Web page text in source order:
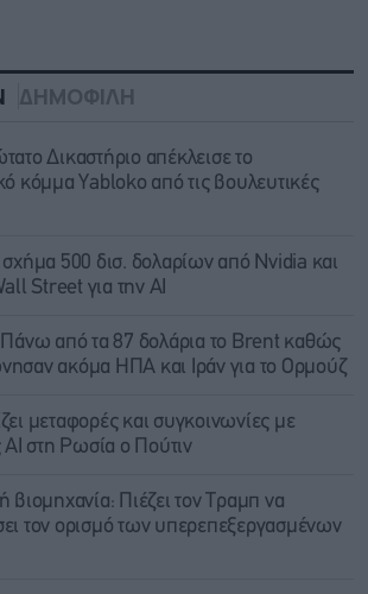
ΔΗΜΟΦΙΛΗ
Δικαστήριο απέκλεισε το
κόμμα Yabloko από τις βουλευτικές
σχήμα 500 δισ. δολαρίων από Nvidia και
Street για την AI
Πάνω από τα 87 δολάρια το Brent καθώς
ακόμα ΗΠΑ και Ιράν για το Ορμούζ
μεταφορές και συγκοινωνίες με
AI στη Ρωσία ο Πούτιν
βιομηχανία: Πιέζει τον Τραμπ να
τον ορισμό των υπερεπεξεργασμένων